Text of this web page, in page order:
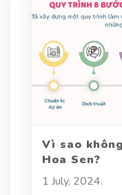
quả. Hôm nay,
thuật Hoa Sen
hỗ trợ kĩ năng
Vì sao
Hoa Sen?
1 July, 2024.